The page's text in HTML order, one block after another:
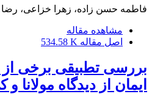
فاطمه حسن زاده، زهرا خزاعی، رضا
مشاهده مقاله
اصل مقاله 534.58 K
بررسی تطبیقی برخی از
ایمان از دیدگاه مولانا و